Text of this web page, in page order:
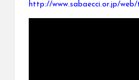
http://www.sabaecci.or.jp/